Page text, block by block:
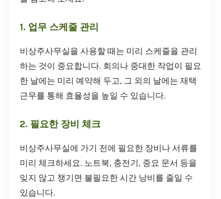
1. 업무 스케줄 관리
비상주사무실을 사용할 때는 미리 스케줄을 관리
하는 것이 중요합니다. 회의나 중대한 작업이 필요
한 날에는 미리 예약해 두고, 그 외의 날에는 재택
근무를 통해 효율성을 높일 수 있습니다.
2. 필요한 장비 체크
비상주사무실에 가기 전에 필요한 장비나 서류를
미리 체크하세요. 노트북, 충전기, 중요 문서 등을
잊지 않고 챙기면 불필요한 시간 낭비를 줄일 수
있습니다.